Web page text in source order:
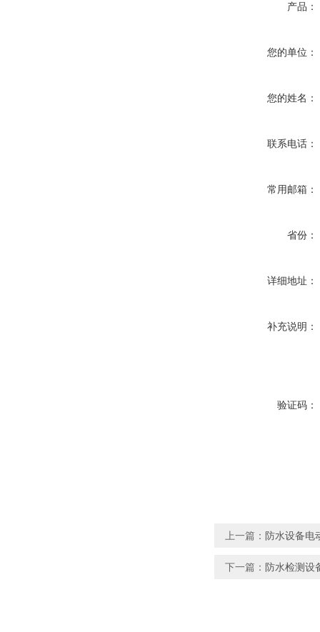
产品：
您的单位：
您的姓名：
联系电话：
常用邮箱：
省份：
详细地址：
补充说明：
验证码：
上一篇： 防水设备电
下一篇： 防水检测设